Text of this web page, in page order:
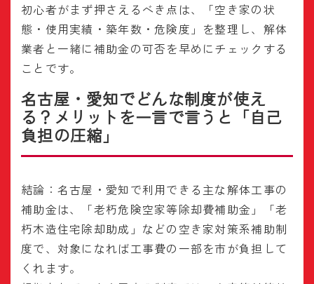
初心者がまず押さえるべき点は、「空き家の状
態・使用実績・築年数・危険度」を整理し、解体
業者と一緒に補助金の可否を早めにチェックする
ことです。
名古屋・愛知でどんな制度が使え
る？メリットを一言で言うと「自己
負担の圧縮」
結論：名古屋・愛知で利用できる主な解体工事の
補助金は、「老朽危険空家等除却費補助金」「老
朽木造住宅除却助成」などの空き家対策系補助制
度で、対象になれば工事費の一部を市が負担して
くれます。